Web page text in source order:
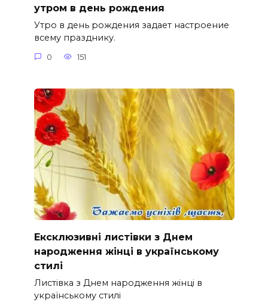
утром в день рождения
Утро в день рождения задает настроение
всему празднику.
0 151
Ексклюзивні листівки з Днем
народження жінці в українському
стилі
Листівка з Днем народження жінці в
українському стилі